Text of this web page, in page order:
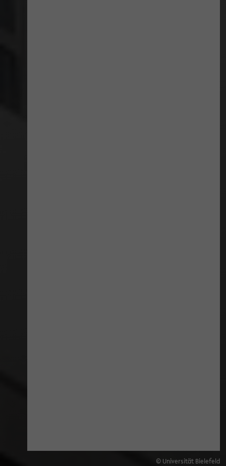
© Universität Bielefeld